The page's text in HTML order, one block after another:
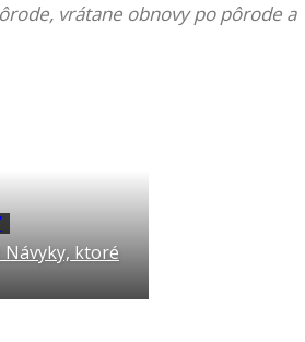
vrátane obnovy po pôrode a
Návyky, ktoré